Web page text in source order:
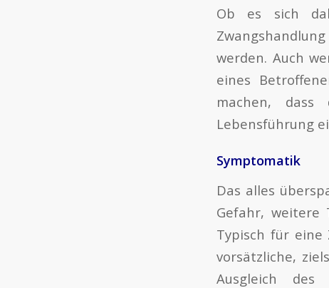
Ob es sich
werden. Auch
eines
machen,
Lebensführung
Symptomatik
Das alles
Gefahr, weitere
Typisch für
vorsätzliche,
Ausgleich des